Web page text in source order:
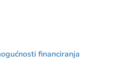
financiranja